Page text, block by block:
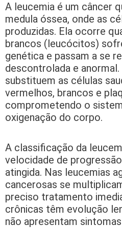
A leucemia é um câncer
medula óssea, onde as
produzidas. Ela ocorre
brancos (leucócitos)
genética e passam a se
descontrolada e
substituem as células
vermelhos, brancos e
comprometendo o
oxigenação do corpo.
A classificação da
velocidade de
atingida. Nas leucemias
cancerosas se
preciso tratamento
crônicas têm evolução
não apresentam